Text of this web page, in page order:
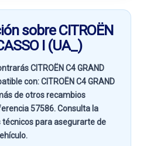
sobre CITROËN
I (UA_)
CITROËN C4 GRAND
con:CITROËN C4 GRAND
de otros recambios
57586. Consulta la
para asegurarte de